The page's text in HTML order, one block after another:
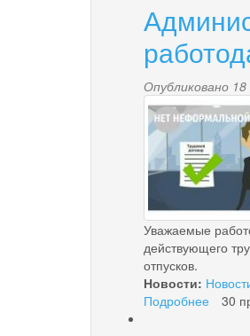
MAX
для
MAX
в
целях
при
Опубликовано
Уважаемые
действующего
отпусков.
Новости:
Подробнее
30